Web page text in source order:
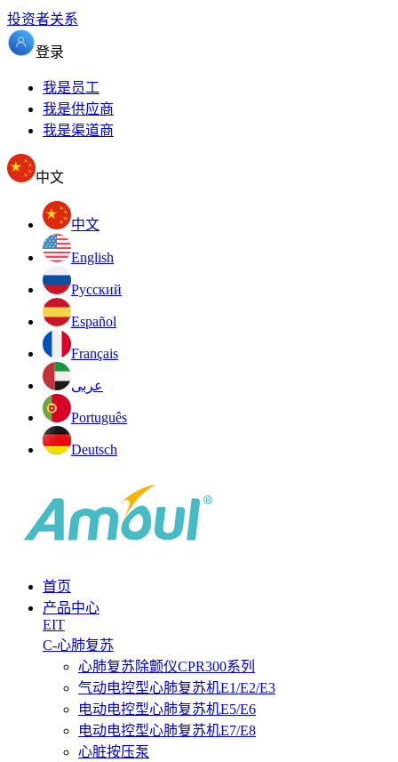
投资者关系
登录
我是员工
我是供应商
我是渠道商
中文
中文
English
Pусский
Español
Français
عربى
Português
Deutsch
首页
产品中心
EIT
C-心肺复苏
心肺复苏除颤仪CPR300系列
气动电控型心肺复苏机E1/E2/E3
电动电控型心肺复苏机E5/E6
电动电控型心肺复苏机E7/E8
心脏按压泵